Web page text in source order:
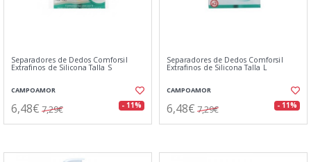
Separadores de Dedos Comforsil
Extrafinos de Silicona Talla S
CAMPOAMOR
6,48€ 7,29€ - 11%
Separadores de Dedos Comforsil
Extrafinos de Silicona Talla L
CAMPOAMOR
6,48€ 7,29€ - 11%